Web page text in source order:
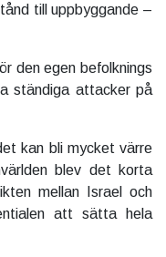
till uppbyggande –
den egen befolknings
ständiga attacker på
kan bli mycket värre
blev det korta
mellan Israel och
att sätta hela